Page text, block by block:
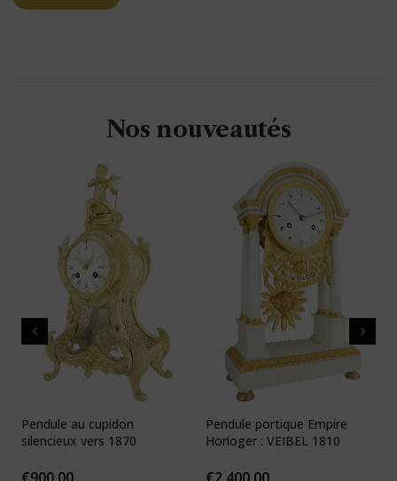
Nos nouveautés
Pendule au cupidon
silencieux vers 1870
Pendule portique Empire
Horloger : VEIBEL 1810